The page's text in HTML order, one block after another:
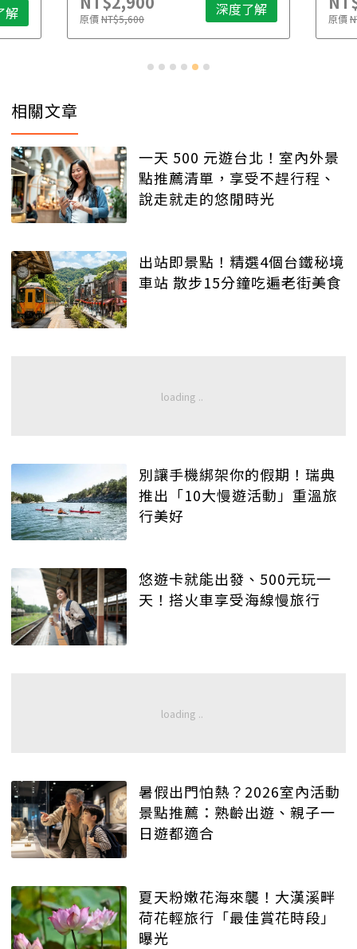
解 原價NT$5,600 深度了解 原價
相關文章
一天 500 元遊台北！室內外景
點推薦清單，享受不趕行程、
說走就走的悠閒時光
出站即景點！精選4個台鐵秘境
車站 散步15分鐘吃遍老街美食
別讓手機綁架你的假期！瑞典
推出「10大慢遊活動」重溫旅
行美好
悠遊卡就能出發、500元玩一
天！搭火車享受海線慢旅行
暑假出門怕熱？2026室內活動
景點推薦：熟齡出遊、親子一
日遊都適合
夏天粉嫩花海來襲！大漢溪畔
荷花輕旅行「最佳賞花時段」
曝光